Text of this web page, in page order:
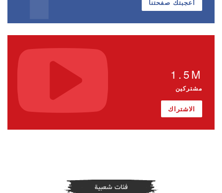
أعجبتك صفحتنا
1.5M
مشتركين
الاشتراك
فئات شعبية